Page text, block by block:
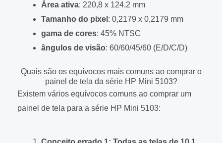
Área ativa: 220,8 x 124,2 mm
Tamanho do pixel : 0,2179 x 0,2179 mm
gama de cores: 45% NTSC
ângulos de visão: 60/60/45/60 (E/D/C/D)
Quais são os equívocos mais comuns ao comprar o
painel de tela da série HP Mini 5103?
Existem vários equívocos comuns ao comprar um
painel de tela para a série HP Mini 5103: